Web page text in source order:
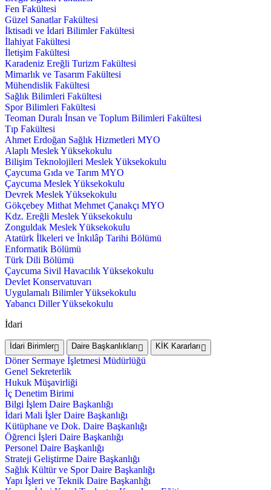
Fen Fakültesi
Güzel Sanatlar Fakültesi
İktisadi ve İdari Bilimler Fakültesi
İlahiyat Fakültesi
İletişim Fakültesi
Karadeniz Ereğli Turizm Fakültesi
Mimarlık ve Tasarım Fakültesi
Mühendislik Fakültesi
Sağlık Bilimleri Fakültesi
Spor Bilimleri Fakültesi
Teoman Duralı İnsan ve Toplum Bilimleri Fakültesi
Tıp Fakültesi
Ahmet Erdoğan Sağlık Hizmetleri MYO
Alaplı Meslek Yüksekokulu
Bilişim Teknolojileri Meslek Yüksekokulu
Çaycuma Gıda ve Tarım MYO
Çaycuma Meslek Yüksekokulu
Devrek Meslek Yüksekokulu
Gökçebey Mithat Mehmet Çanakçı MYO
Kdz. Ereğli Meslek Yüksekokulu
Zonguldak Meslek Yüksekokulu
Atatürk İlkeleri ve İnkılâp Tarihi Bölümü
Enformatik Bölümü
Türk Dili Bölümü
Çaycuma Sivil Havacılık Yüksekokulu
Devlet Konservatuvarı
Uygulamalı Bilimler Yüksekokulu
Yabancı Diller Yüksekokulu
İdari
İdari Birimler Daire Başkanlıkları KİK Kararları
Döner Sermaye İşletmesi Müdürlüğü
Genel Sekreterlik
Hukuk Müşavirliği
İç Denetim Birimi
Bilgi İşlem Daire Başkanlığı
İdari Mali İşler Daire Başkanlığı
Kütüphane ve Dok. Daire Başkanlığı
Öğrenci İşleri Daire Başkanlığı
Personel Daire Başkanlığı
Strateji Geliştirme Daire Başkanlığı
Sağlık Kültür ve Spor Daire Başkanlığı
Yapı İşleri ve Teknik Daire Başkanlığı